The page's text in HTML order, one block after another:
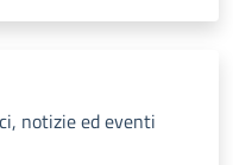
notizie ed eventi